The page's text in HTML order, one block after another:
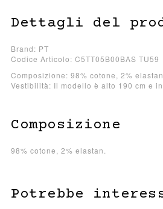
Dettagli del
Brand: PT
Codice Articolo: C5TT05B00BAS TU59
Composizione: 98% cotone, 2% elastan.
Vestibilità: Il modello è alto 190 cm e
Composizione
98% cotone, 2% elastan.
Potrebbe